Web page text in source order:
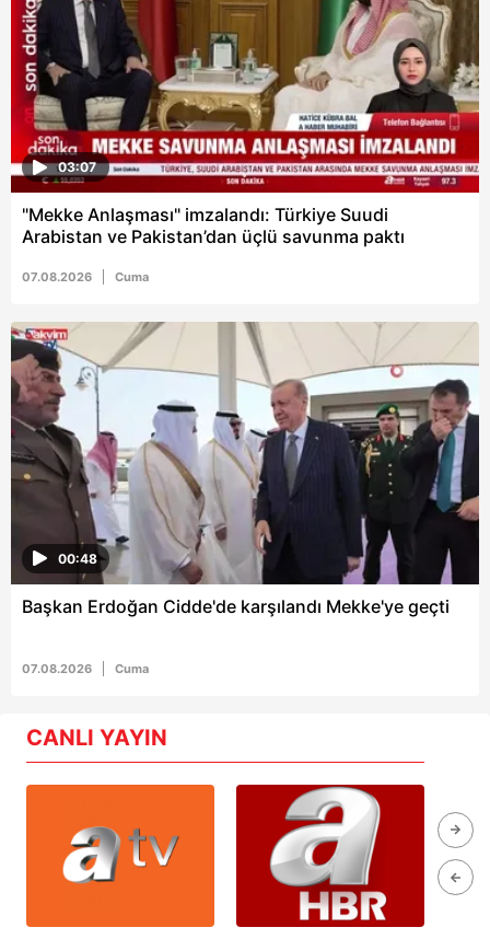
03:07
"Mekke Anlaşması" imzalandı: Türkiye Suudi
Arabistan ve Pakistan’dan üçlü savunma paktı
07.08.2026 Cuma
00:48
Başkan Erdoğan Cidde'de karşılandı Mekke'ye geçti
07.08.2026 Cuma
CANLI YAYIN